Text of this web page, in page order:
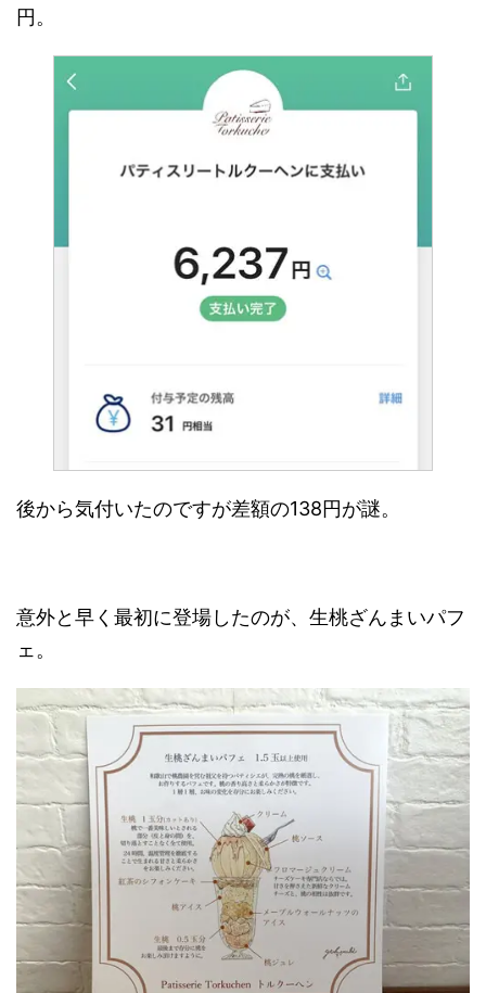
円。
後から気付いたのですが差額の138円が謎。
意外と早く最初に登場したのが、生桃ざんまいパフ
ェ。